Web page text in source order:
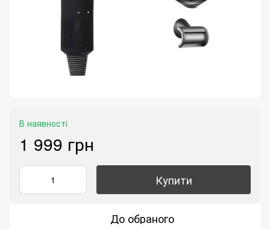
В наявності
1 999 грн
Купити
До обраного